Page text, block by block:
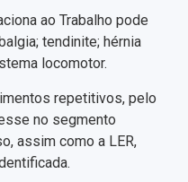
ao Trabalho pode
tendinite; hérnia
locomotor.
repetitivos, pelo
no segmento
assim como a LER,